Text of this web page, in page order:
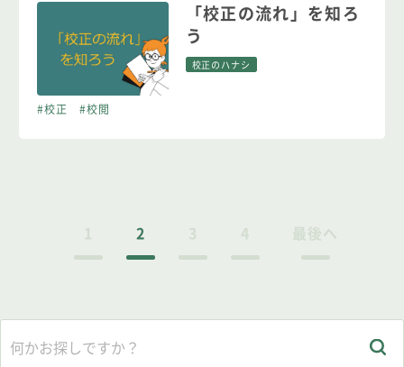
「校正の流れ」を知ろ
う
校正のハナシ
#校正 #校閲
1 2 3 4 最後へ